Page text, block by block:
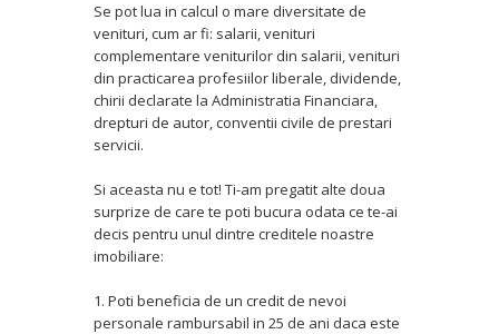
Se pot lua in calcul o mare diversitate de
venituri, cum ar fi: salarii, venituri
complementare veniturilor din salarii, venituri
din practicarea profesiilor liberale, dividende,
chirii declarate la Administratia Financiara,
drepturi de autor, conventii civile de prestari
servicii.
Si aceasta nu e tot! Ti-am pregatit alte doua
surprize de care te poti bucura odata ce te-ai
decis pentru unul dintre creditele noastre
imobiliare:
1. Poti beneficia de un credit de nevoi
personale rambursabil in 25 de ani daca este